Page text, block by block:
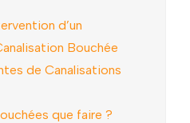
d’un
Bouchée
de Canalisations
que faire ?